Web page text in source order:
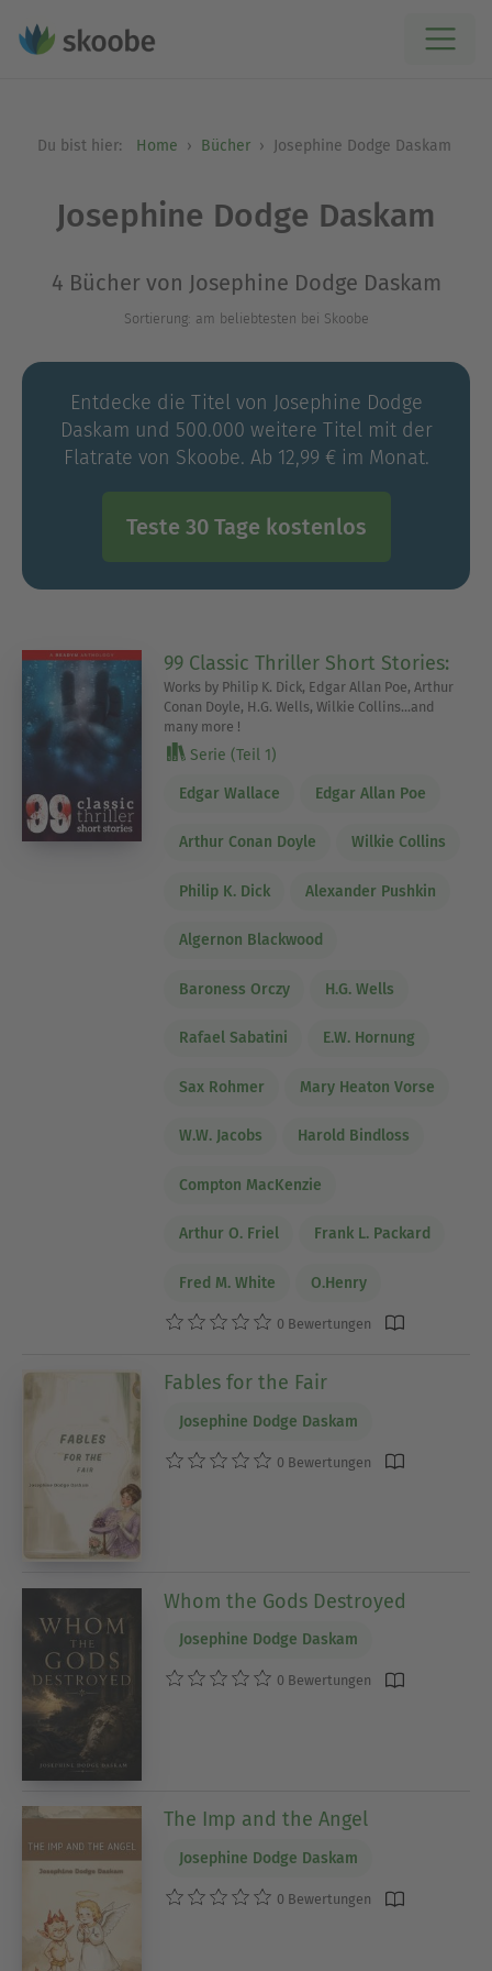
Du bist hier: Home Bücher Josephine Dodge Daskam
Josephine Dodge Daskam
4 Bücher von Josephine Dodge Daskam
Sortierung: am beliebtesten bei Skoobe
Entdecke die Titel von Josephine Dodge
Daskam und 500.000 weitere Titel mit der
Flatrate von Skoobe. Ab 12,99 € im Monat.
Teste 30 Tage kostenlos
99 Classic Thriller Short Stories:
Works by Philip K. Dick, Edgar Allan Poe, Arthur
Conan Doyle, H.G. Wells, Wilkie Collins...and
many more !
Serie (Teil 1)
Edgar Wallace Edgar Allan Poe
Arthur Conan Doyle Wilkie Collins
Philip K. Dick Alexander Pushkin
Algernon Blackwood
Baroness Orczy H.G. Wells
Rafael Sabatini E.W. Hornung
Sax Rohmer Mary Heaton Vorse
W.W. Jacobs Harold Bindloss
Compton MacKenzie
Arthur O. Friel Frank L. Packard
Fred M. White O.Henry
0 Bewertungen
Fables for the Fair
Josephine Dodge Daskam
0 Bewertungen
Whom the Gods Destroyed
Josephine Dodge Daskam
0 Bewertungen
The Imp and the Angel
Josephine Dodge Daskam
0 Bewertungen